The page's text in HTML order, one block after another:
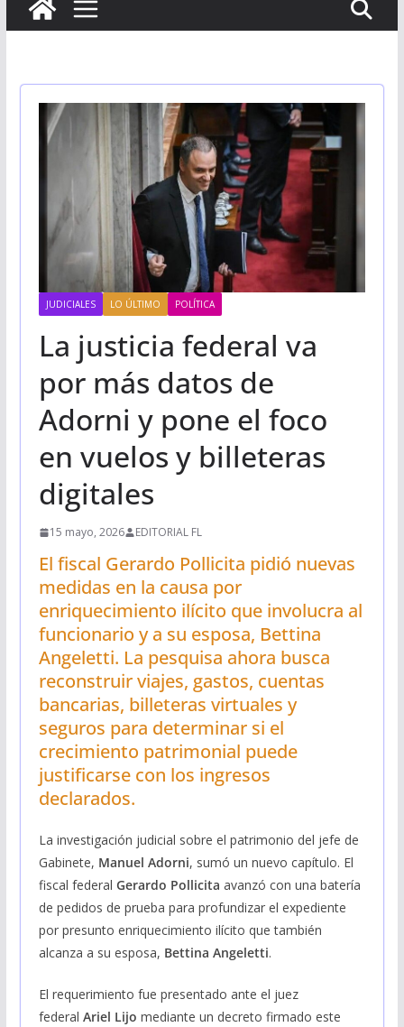
JUDICIALES LO ÚLTIMO POLÍTICA
La justicia federal va
por más datos de
Adorni y pone el foco
en vuelos y billeteras
digitales
15 mayo, 2026 EDITORIAL FL
El fiscal Gerardo Pollicita pidió nuevas
medidas en la causa por
enriquecimiento ilícito que involucra al
funcionario y a su esposa, Bettina
Angeletti. La pesquisa ahora busca
reconstruir viajes, gastos, cuentas
bancarias, billeteras virtuales y
seguros para determinar si el
crecimiento patrimonial puede
justificarse con los ingresos
declarados.
La investigación judicial sobre el patrimonio del jefe de
Gabinete, Manuel Adorni, sumó un nuevo capítulo. El
fiscal federal Gerardo Pollicita avanzó con una batería
de pedidos de prueba para profundizar el expediente
por presunto enriquecimiento ilícito que también
alcanza a su esposa, Bettina Angeletti.
El requerimiento fue presentado ante el juez
federal Ariel Lijo mediante un decreto firmado este